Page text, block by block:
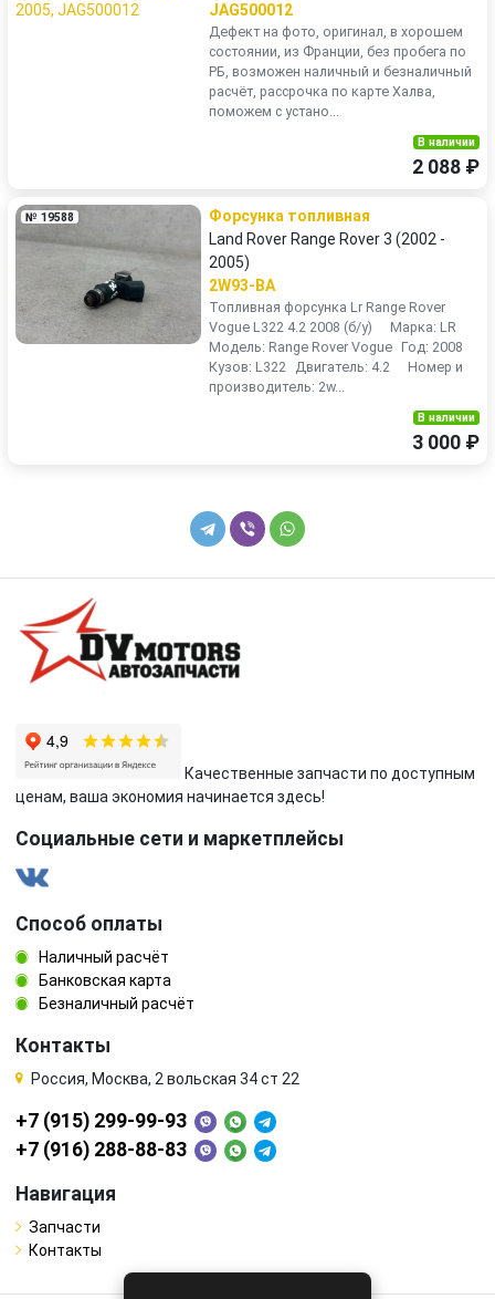
JAG500012
Дефект на фото, оригинал, в хорошем
состоянии, из Франции, без пробега по
РБ, возможен наличный и безналичный
расчёт, рассрочка по карте Халва,
поможем с устано...
В наличии
2 088 ₽
№ 19588
Форсунка топливная
Land Rover Range Rover 3 (2002 -
2005)
2W93-BA
Топливная форсунка Lr Range Rover
Vogue L322 4.2 2008 (б/у) Марка: LR
Модель: Range Rover Vogue Год: 2008
Кузов: L322 Двигатель: 4.2 Номер и
производитель: 2w...
В наличии
3 000 ₽
Качественные запчасти по доступным
ценам, ваша экономия начинается здесь!
Социальные сети и маркетплейсы
Способ оплаты
Наличный расчёт
Банковская карта
Безналичный расчёт
Контакты
Россия, Москва, 2 вольская 34 ст 22
+7 (915) 299-99-93
+7 (916) 288-88-83
Навигация
Запчасти
Контакты